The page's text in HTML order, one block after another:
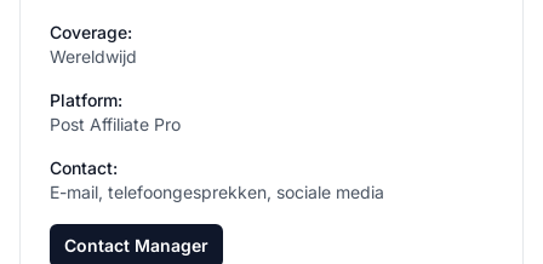
Coverage:
Wereldwijd
Platform:
Post Affiliate Pro
Contact:
E-mail, telefoongesprekken, sociale media
Contact Manager